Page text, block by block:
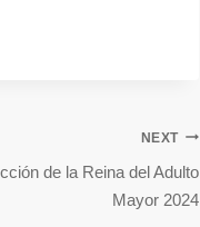
NEXT
de la Reina del Adulto
Mayor 2024